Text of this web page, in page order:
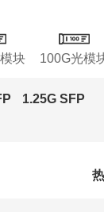
块 100G光模
1.25G SFP